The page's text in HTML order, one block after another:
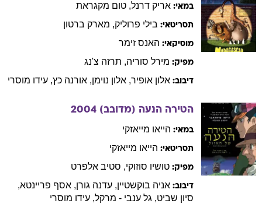
במאי: אריק דרנל, טום מקגראת
תסריטאי: בילי פרוליק, מארק ברטון
מוסיקאי: האנס זימר
מפיק: מירל סוריה, תרזה צ'נג
דיבוב: אלון אופיר, אלון נוימן, אורנה כץ, עידו מוסרי
הטירה הנעה (מדובב) 2004
במאי: הייאו מייאזקי
תסריטאי: הייאו מייאזקי
מפיק: טושיו סוזוקי, סטיב אלפרט
דיבוב: אניה בוקשטיין, עדנה גורן, אסף פריינטא,
סיון שביט, גל ענבי - מרקל, עידו מוסרי